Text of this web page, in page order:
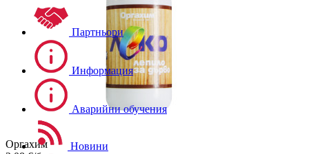
Оргахим
Партньори
Информация
Аварийни обучения
Новини